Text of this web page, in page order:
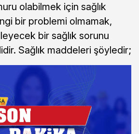
olabilmek için sağlık
bir problemi olmamak,
bir sağlık sorunu
Sağlık maddeleri şöyledir;